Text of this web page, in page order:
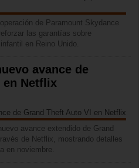
de Paramount Skydance
las garantías sobre
en Reino Unido.
avance de
en Netflix
avance extendido de Grand
de Netflix, mostrando detalles
en noviembre.